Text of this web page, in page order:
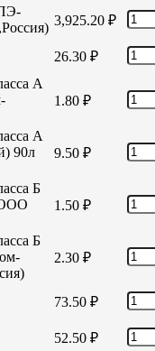
3,925.20 ₽
26.30 ₽
А
1.80 ₽
А
90л
9.50 ₽
Б
1.50 ₽
Б
2.30 ₽
73.50 ₽
52.50 ₽